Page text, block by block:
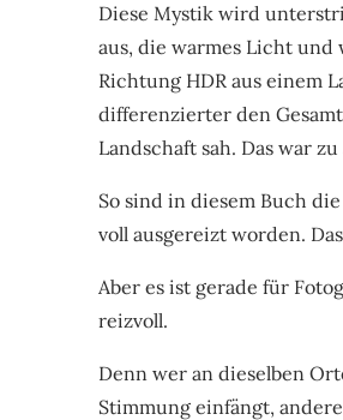
Diese Mystik wird
aus, die warmes Licht
Richtung HDR aus einem
differenzierter den
Landschaft sah. Das war
So sind in diesem Buch
voll ausgereizt worden.
Aber es ist gerade für
reizvoll.
Denn wer an dieselben
Stimmung einfängt,